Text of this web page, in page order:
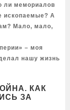
ли мемориалов
ископаемые? А
Мало, мало,
– моя
нашу жизнь
КАК
ЗА